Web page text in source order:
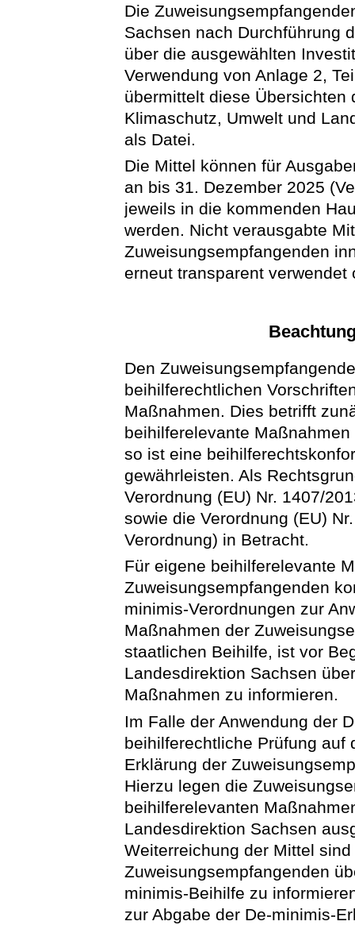
Die
Sachsen nach Durchführung
über die ausgewählten
Verwendung von Anlage 2,
übermittelt diese Übersichten
Klimaschutz, Umwelt und
als Datei.
Die Mittel können für
an bis 31. Dezember 2025
jeweils in die kommenden
werden. Nicht verausgabte
Zuweisungsempfangenden
erneut transparent
Den
beihilferechtlichen
Maßnahmen. Dies betrifft
beihilferelevante
so ist eine
gewährleisten. Als
Verordnung (EU) Nr. 1407/
sowie die Verordnung (EU)
Verordnung) in Betracht.
Für eigene beihilferelevante
Zuweisungsempfangenden
minimis-Verordnungen zur
Maßnahmen der
staatlichen Beihilfe, ist vor
Landesdirektion Sachsen
Maßnahmen zu informieren.
Im Falle der Anwendung der
beihilferechtliche Prüfung auf
Erklärung der
Hierzu legen die
beihilferelevanten
Landesdirektion Sachsen
Weiterreichung der Mittel
Zuweisungsempfangenden
minimis-Beihilfe zu
zur Abgabe der De-minimis-